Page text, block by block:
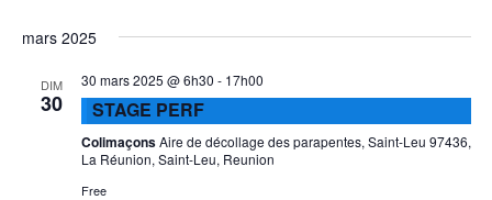
mars 2025
DIM
30
30 mars 2025 @ 6h30 - 17h00
STAGE PERF
ColimaçonsAire de décollage des parapentes, Saint-Leu 97436,
La Réunion, Saint-Leu, Reunion
Free